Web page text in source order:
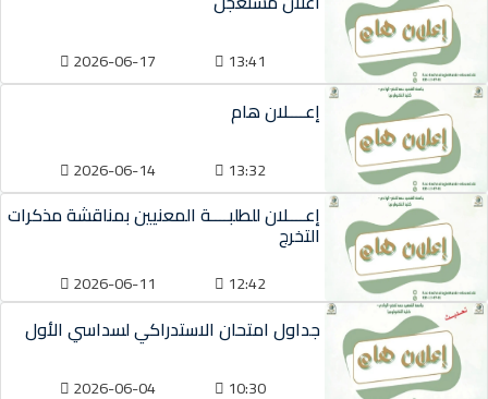
13:41
2026-06-17
إعــــلان هام
13:32
2026-06-14
إعــــلان للطلبــــة المعنيين بمناقشة مذكرات
التخرج
12:42
2026-06-11
جداول امتحان الاستدراكي لسداسي الأول
10:30
2026-06-04